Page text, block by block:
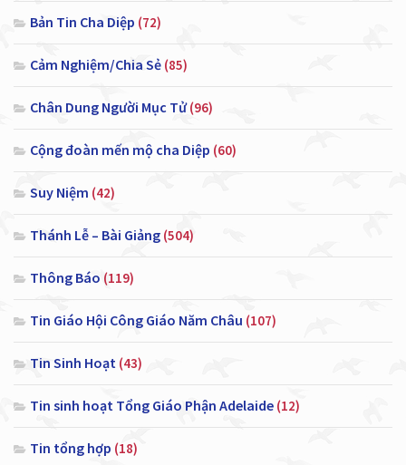
Bản Tin Cha Diệp (72)
Cảm Nghiệm/Chia Sẻ (85)
Chân Dung Người Mục Tử(96)
Cộng đoàn mến mộ cha Diệp (60)
Suy Niệm (42)
Thánh Lễ – Bài Giảng (504)
Thông Báo (119)
Tin Giáo Hội Công Giáo Năm Châu (107)
Tin Sinh Hoạt (43)
Tin sinh hoạt Tổng Giáo Phận Adelaide (12)
Tin tổng hợp (18)